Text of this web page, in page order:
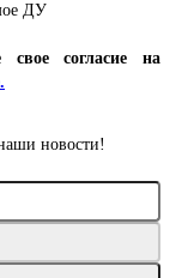
ДУ
согласие на
новости!